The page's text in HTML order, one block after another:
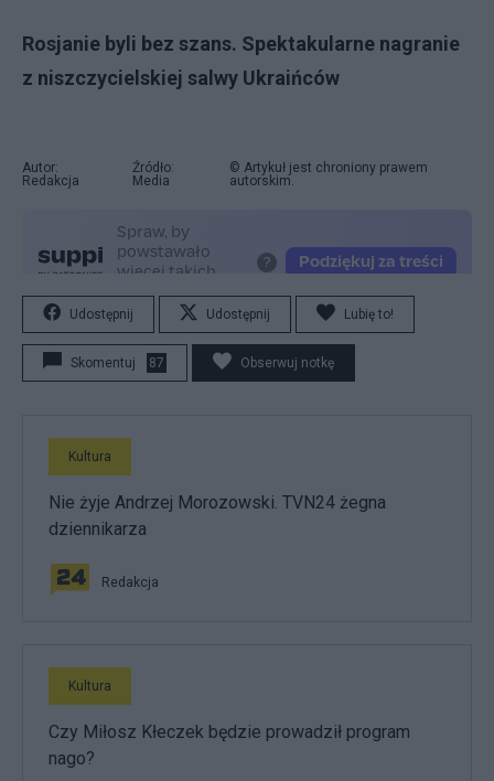
Rosjanie byli bez szans. Spektakularne nagranie
z niszczycielskiej salwy Ukraińców
Autor:
Redakcja
Źródło:
Media
© Artykuł jest chroniony prawem
autorskim.
Udostępnij Udostępnij Lubię to!
Skomentuj 87 Obserwuj notkę
Kultura
Nie żyje Andrzej Morozowski. TVN24 żegna
dziennikarza
Redakcja
Kultura
Czy Miłosz Kłeczek będzie prowadził program
nago?